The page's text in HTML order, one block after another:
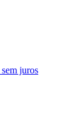
sem juros